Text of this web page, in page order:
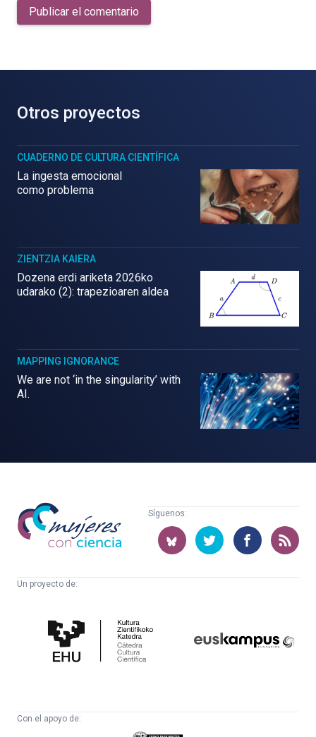
Publicar el comentario
Otros proyectos
CUADERNO DE CULTURA CIENTÍFICA
La ingesta emocional
como problema
ZIENTZIA KAIERA
Dozena erdi ariketa 2026ko
udarako (2): trapezioaren aldea
MAPPING IGNORANCE
We are not ‘in the singularity’ with
AI.
Mujeres
con
ciencia
Síguenos:
Un proyecto de:
Cultura
Científica
Con el apoyo de: